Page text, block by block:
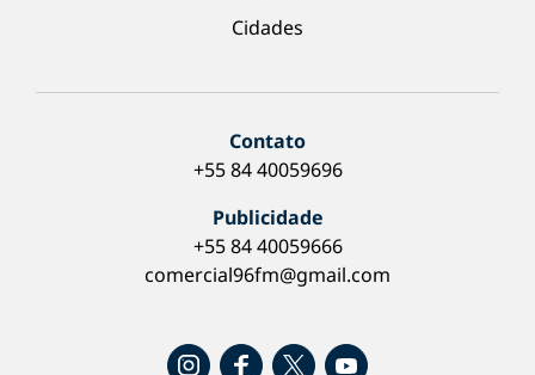
Cidades
Contato
+55 84 40059696
Publicidade
+55 84 40059666
comercial96fm@gmail.com